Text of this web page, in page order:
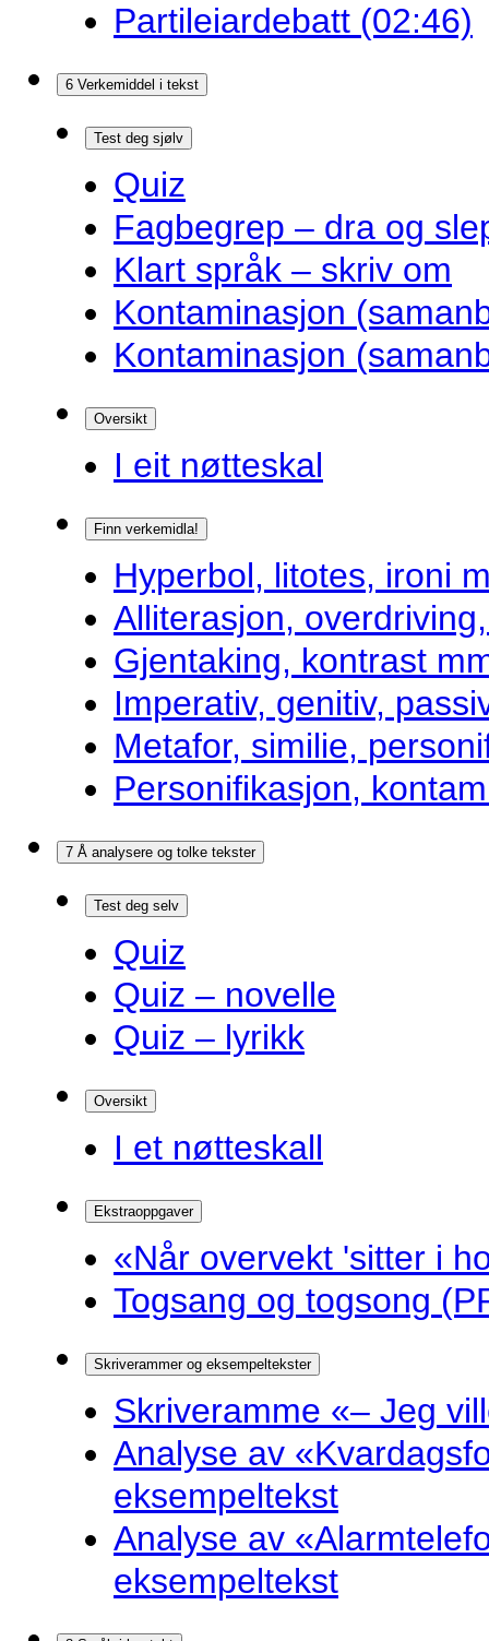
Partileiardebatt (02:46)
6 Verkemiddel i tekst
Test deg sjølv
Quiz
Fagbegrep – dra og
Klart språk – skriv om
Kontaminasjon
Kontaminasjon
Oversikt
I eit nøtteskal
Finn verkemidla!
Hyperbol, litotes, ironi
Alliterasjon,
Gjentaking, kontrast
Imperativ, genitiv,
Metafor, similie,
Personifikasjon,
7 Å analysere og tolke tekster
Test deg selv
Quiz
Quiz – novelle
Quiz – lyrikk
Oversikt
I et nøtteskall
Ekstraoppgaver
«Når overvekt 'sitter i
Togsang og togsong
Skriverammer og eksempeltekster
Skriveramme «– Jeg
Analyse av
eksempeltekst
Analyse av
eksempeltekst